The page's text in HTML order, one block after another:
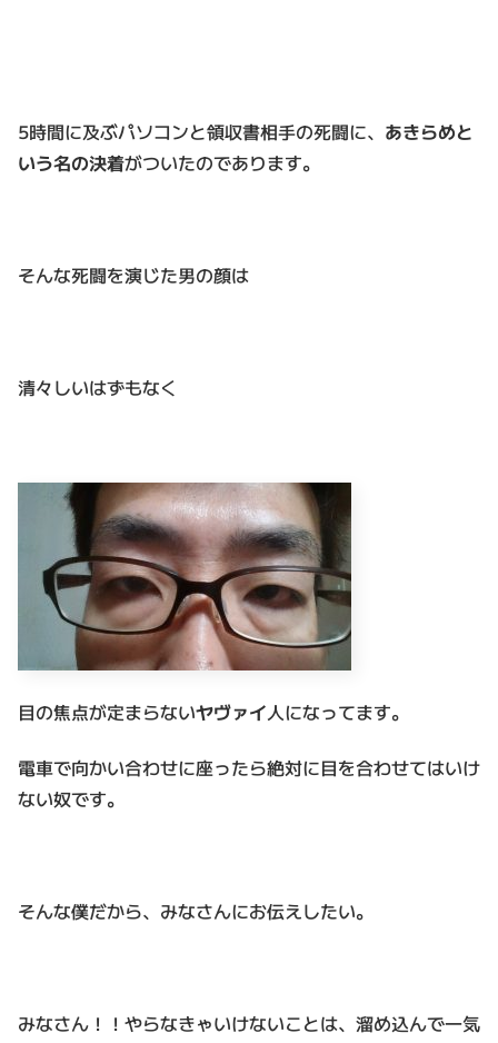
5時間に及ぶパソコンと領収書相手の死闘に、 あきらめと
いう名の決着がついたのであります。
そんな死闘を演じた男の顔は
清々しいはずもなく
目の焦点が定まらないヤヴァイ人になってます。
電車で向かい合わせに座ったら絶対に目を合わせてはいけ
ない奴です。
そんな僕だから、みなさんにお伝えしたい。
みなさん！！やらなきゃいけないことは、溜め込んで一気